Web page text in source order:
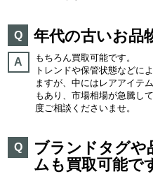
Q 年代の古いお品
A
もちろん買取可能です。
トレンドや保管状態などに
ますが、中にはレアアイテ
もあり、市場相場が急騰し
度ご相談くださいませ。
Q
ブランドタグや
ムも買取可能で